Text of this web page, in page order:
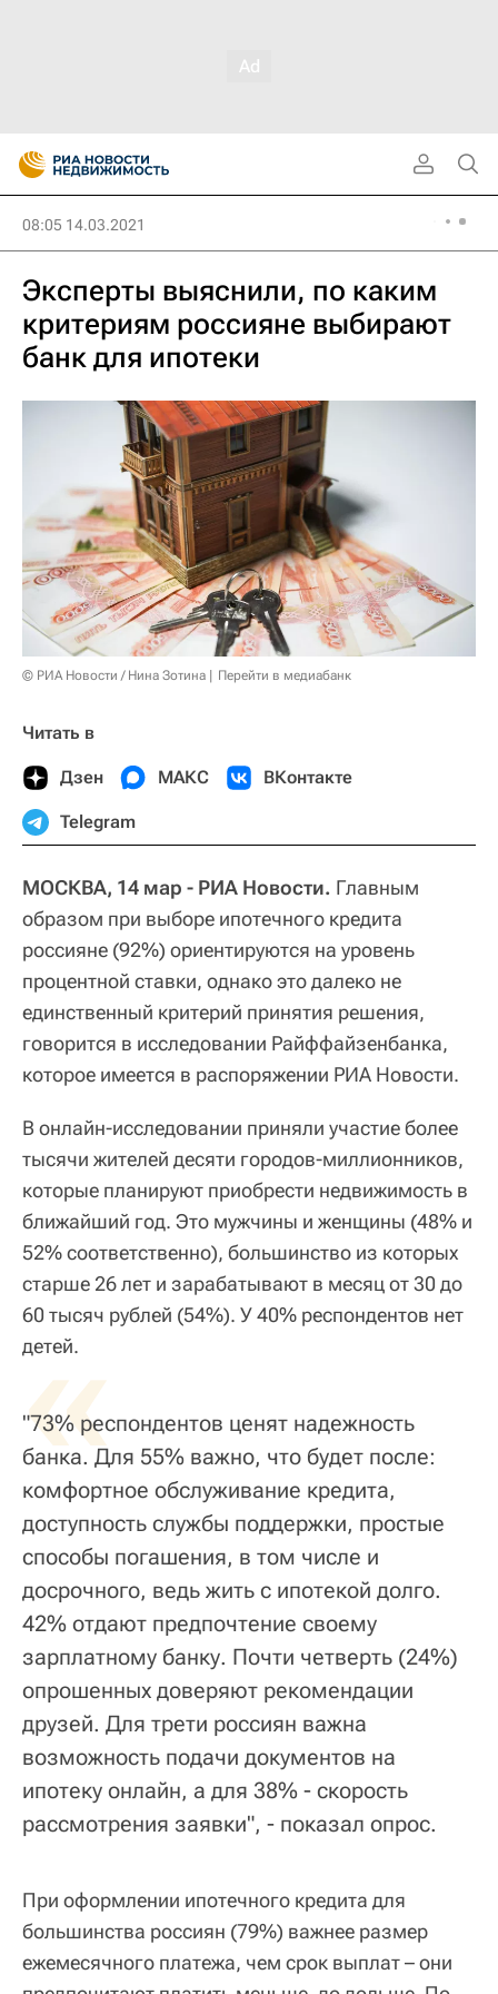
08:05 14.03.2021
Эксперты выяснили, по каким
критериям россияне выбирают
банк для ипотеки
© РИА Новости / Нина Зотина Перейти в медиабанк
Читать в
Дзен МАКС ВКонтакте
Telegram
МОСКВА, 14 мар - РИА Новости. Главным
образом при выборе ипотечного кредита
россияне (92%) ориентируются на уровень
процентной ставки, однако это далеко не
единственный критерий принятия решения,
говорится в исследовании Райффайзенбанка,
которое имеется в распоряжении РИА Новости.
В онлайн-исследовании приняли участие более
тысячи жителей десяти городов-миллионников,
которые планируют приобрести недвижимость в
ближайший год. Это мужчины и женщины (48% и
52% соответственно), большинство из которых
старше 26 лет и зарабатывают в месяц от 30 до
60 тысяч рублей (54%). У 40% респондентов нет
детей.
«
"73% респондентов ценят надежность
банка. Для 55% важно, что будет после:
комфортное обслуживание кредита,
доступность службы поддержки, простые
способы погашения, в том числе и
досрочного, ведь жить с ипотекой долго.
42% отдают предпочтение своему
зарплатному банку. Почти четверть (24%)
опрошенных доверяют рекомендации
друзей. Для трети россиян важна
возможность подачи документов на
ипотеку онлайн, а для 38% - скорость
рассмотрения заявки", - показал опрос.
При оформлении ипотечного кредита для
большинства россиян (79%) важнее размер
ежемесячного платежа, чем срок выплат – они